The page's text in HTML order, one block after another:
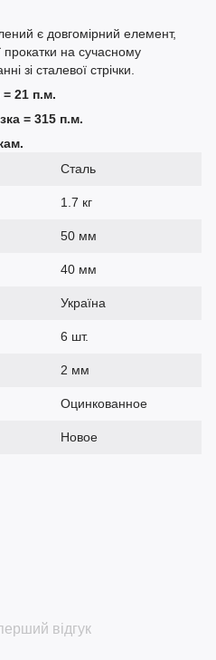
є довгомірний елемент,
на сучасному
зі сталевої стрічки.
21 п.м.
= 315 п.м.
Сталь
1.7 кг
50 мм
40 мм
Україна
6 шт.
2 мм
Оцинкованное
Новое
відгук